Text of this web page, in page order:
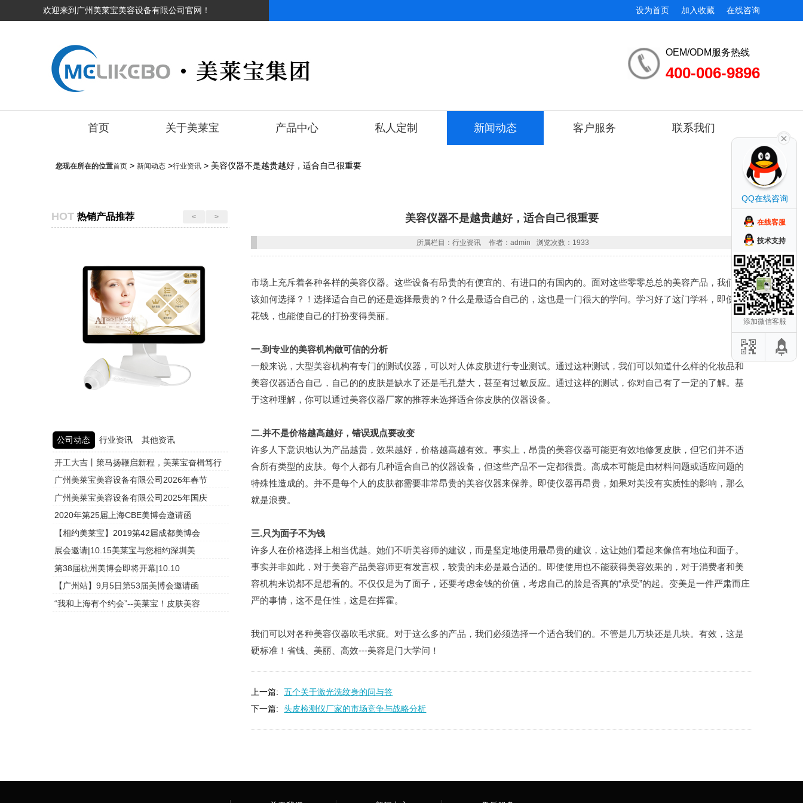
欢迎来到广州美莱宝美容设备有限公司官网！ 在线咨询
加入收藏
设为首页
OEM/ODM服务热线
400-006-9896
首页 关于美莱宝 产品中心 私人定制 新闻动态 客户服务 联系我们
您现在所在的位置首页> 新闻动态>行业资讯> 美容仪器不是越贵越好，适合自己很重要
HOT 热销产品推荐 < >
公司动态 行业资讯 其他资讯
开工大吉丨策马扬鞭启新程，美莱宝奋楫笃行
广州美莱宝美容设备有限公司2026年春节
广州美莱宝美容设备有限公司2025年国庆
2020年第25届上海CBE美博会邀请函
【相约美莱宝】2019第42届成都美博会
展会邀请|10.15美莱宝与您相约深圳美
第38届杭州美博会即将开幕|10.10
【广州站】9月5日第53届美博会邀请函
“我和上海有个约会”--美莱宝！皮肤美容
头皮检测仪厂家的市场竞争与战略分析
头皮检测仪厂家的产品认证与标准合规性
头皮检测仪厂家的专业团队与研发实力
头皮检测仪厂家如何满足个性化需求？
头皮检测仪厂家的技术创新与发展趋势
头皮检测仪厂家的客户服务与售后支持体系
头皮检测仪厂家在美容行业中的影响力和地位
头皮检测仪厂家的生产工艺与质量控制
美莱宝美容仪厂家告诉您哪些高危项目应该避
产后骨盆修复有必要？美莱宝产后修复仪：这
生理痛也要按摩？这样「贴」纾缓一下
用了就回不去的清洁抗老美容仪器
无须导入美容仪！3招提升肌肤饱满度
美容仪器不是越贵越好，适合自己很重要
所属栏目：行业资讯 作者：admin 浏览次数：1933
市场上充斥着各种各样的美容仪器。这些设备有昂贵的有便宜的、有进口的有国內的。面对这些零零总总的美容产品，我们应
该如何选择？！选择适合自己的还是选择最贵的？什么是最适合自己的，这也是一门很大的学问。学习好了这门学科，即使少
花钱，也能使自己的打扮变得美丽。
一.到专业的美容机构做可信的分析
一般来说，大型美容机构有专门的测试仪器，可以对人体皮肤进行专业测试。通过这种测试，我们可以知道什么样的化妆品和
美容仪器适合自己，自己的的皮肤是缺水了还是毛孔楚大，甚至有过敏反应。通过这样的测试，你对自己有了一定的了解。基
于这种理解，你可以通过美容仪器厂家的推荐来选择适合你皮肤的仪器设备。
二.并不是价格越高越好，错误观点要改变
许多人下意识地认为产品越贵，效果越好，价格越高越有效。事实上，昂贵的美容仪器可能更有效地修复皮肤，但它们并不适
合所有类型的皮肤。每个人都有几种适合自己的仪器设备，但这些产品不一定都很贵。高成本可能是由材料问题或适应问题的
特殊性造成的。并不是每个人的皮肤都需要非常昂贵的美容仪器来保养。即使仪器再昂贵，如果对美没有实质性的影响，那么
就是浪费。
三.只为面子不为钱
许多人在价格选择上相当优越。她们不听美容师的建议，而是坚定地使用最昂贵的建议，这让她们看起来像倍有地位和面子。
事实并非如此，对于美容产品美容师更有发言权，较贵的未必是最合适的。即使使用也不能获得美容效果的，对于消费者和美
容机构来说都不是想看的。不仅仅是为了面子，还要考虑金钱的价值，考虑自己的脸是否真的“承受”的起。变美是一件严肃而庄
严的事情，这不是任性，这是在挥霍。
我们可以对各种美容仪器吹毛求疵。对于这么多的产品，我们必须选择一个适合我们的。不管是几万块还是几块。有效，这是
硬标准！省钱、美丽、高效---美容是门大学问！
上一篇:
五个关于激光洗纹身的问与答
下一篇:
头皮检测仪厂家的市场竞争与战略分析
QQ在线咨询
在线客服
技术支持
添加微信客服